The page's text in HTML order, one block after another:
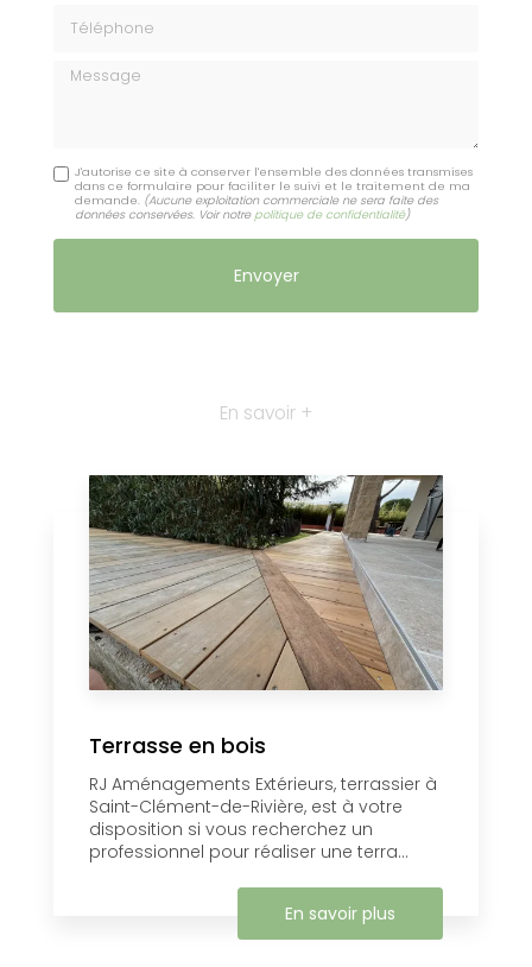
Message
J'autorise ce site à conserver l'ensemble des données transmises
dans ce formulaire pour faciliter le suivi et le traitement de ma
demande. (Aucune exploitation commerciale ne sera faite des
données conservées. Voir notre politique de confidentialité)
En savoir +
Terrasse en bois
RJ Aménagements Extérieurs, terrassier à
Saint-Clément-de-Rivière, est à votre
disposition si vous recherchez un
professionnel pour réaliser une terra...
En savoir plus